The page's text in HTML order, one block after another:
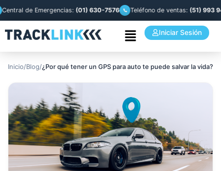
de Emergencias:(01) 630-7576 Teléfono de ventas:(51) 993 944
Iniciar Sesión
Inicio/Blog/¿Por qué tener un GPS para auto te puede salvar la vida?